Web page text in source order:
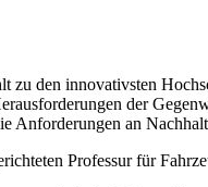
zu den innovativsten
der
Anforderungen an
Professur für